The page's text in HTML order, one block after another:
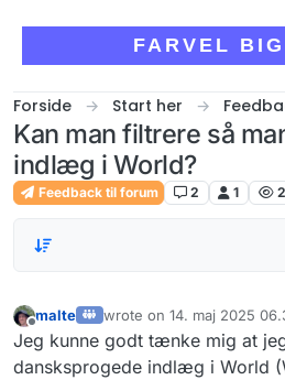
FARVEL
Forside Start her
Kan man filtrere så
indlæg i World?
Feedback til forum 2 1
Offline
malte wrote on 14. maj 2025
sidst redigeret af
Jeg kunne godt tænke mig at
dansksprogede indlæg i World